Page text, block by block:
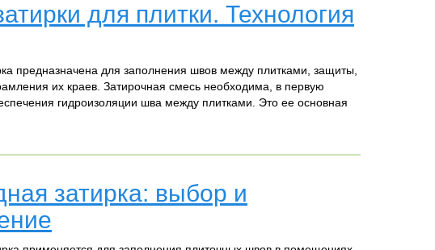
для плитки. Технология
предназначена для заполнения швов между плитками, защиты,
их краев. Затирочная смесь необходима, в первую
гидроизоляции шва между плитками. Это ее основная
затирка: выбор и